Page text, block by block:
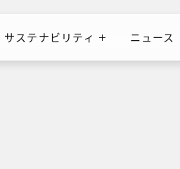
サステナビリティ
ニュース